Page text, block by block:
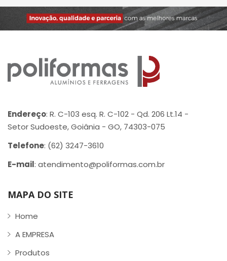
Endereço: R. C-103 esq. R. C-102 - Qd. 206 Lt.14 -
Setor Sudoeste, Goiânia - GO, 74303-075
Telefone: (62) 3247-3610
E-mail: atendimento@poliformas.com.br
MAPA DO SITE
Home
A EMPRESA
Produtos